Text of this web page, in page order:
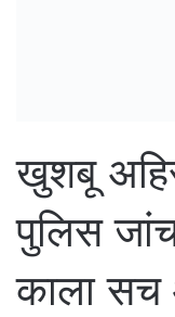
खुशबू
पुलिस
काला सच